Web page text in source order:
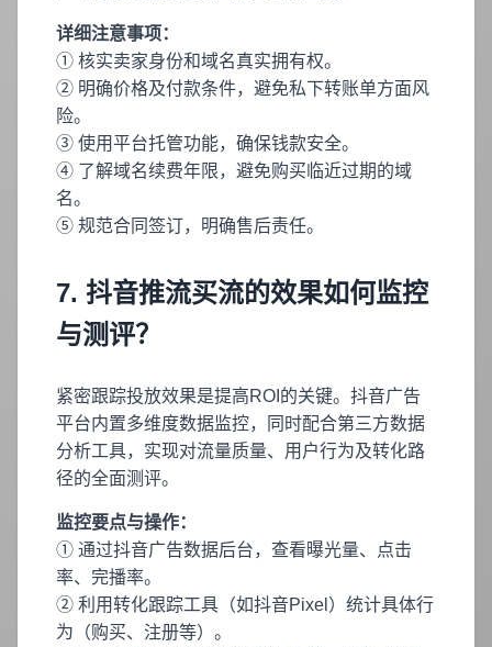
详细注意事项：
① 核实卖家身份和域名真实拥有权。
② 明确价格及付款条件，避免私下转账单方面风
险。
③ 使用平台托管功能，确保钱款安全。
④ 了解域名续费年限，避免购买临近过期的域
名。
⑤ 规范合同签订，明确售后责任。
7. 抖音推流买流的效果如何监控
与测评？
紧密跟踪投放效果是提高ROI的关键。抖音广告
平台内置多维度数据监控，同时配合第三方数据
分析工具，实现对流量质量、用户行为及转化路
径的全面测评。
监控要点与操作：
① 通过抖音广告数据后台，查看曝光量、点击
率、完播率。
② 利用转化跟踪工具（如抖音Pixel）统计具体行
为（购买、注册等）。